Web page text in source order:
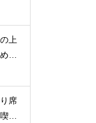
上
た
席
で